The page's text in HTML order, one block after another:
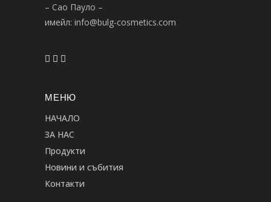
– Сао Пауло –
имейл: info@bulg-cosmetics.com
МЕНЮ
НАЧАЛО
ЗА НАС
Продукти
Новини и събития
Контакти